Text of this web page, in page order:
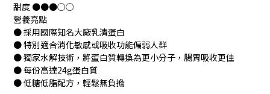
甜度 ●●●○○
營養亮點
● 採用國際知名大廠乳清蛋白
● 特別適合消化敏感或吸收功能偏弱人群
● 獨家水解技術，將蛋白質轉換為更小分子，腸胃吸收更佳
● 每份高達24g蛋白質
● 低糖低脂配方，輕鬆無負擔